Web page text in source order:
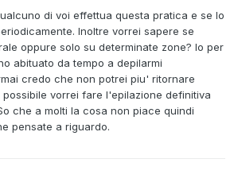
di voi effettua questa pratica e se lo
Inoltre vorrei sapere se
oppure solo su determinate zone? Io per
abituato da tempo a depilarmi
credo che non potrei piu' ritornare
vorrei fare l'epilazione definitiva
che a molti la cosa non piace quindi
pensate a riguardo.